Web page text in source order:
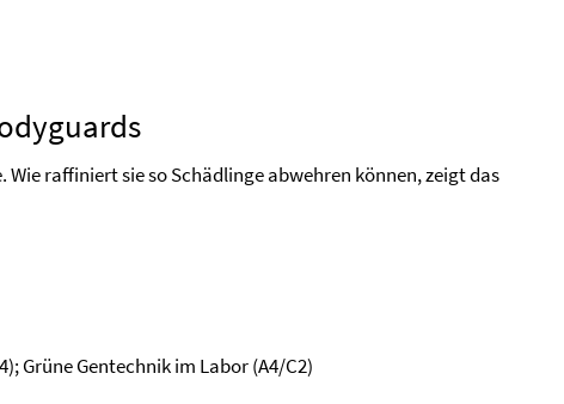
raffiniert sie so Schädlinge abwehren können, zeigt das
Grüne Gentechnik im Labor (A4/C2)